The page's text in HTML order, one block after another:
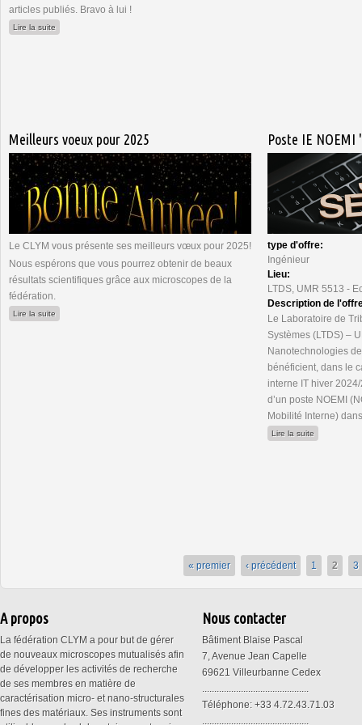
articles publiés. Bravo à lui !
Lire la suite
Meilleurs voeux pour 2025
Le CLYM vous présente ses meilleurs vœux pour 2025!
Nous espérons que vous pourrez obtenir de beaux
résultats scientifiques grâce aux microscopes de la
fédération.
Lire la suite
Poste IE
type d'offre:
Ingénieur
Lieu:
LTDS, UMR 5513 -
Description de
Le Laboratoire de
Systèmes (LTDS) –
Nanotechnologies
bénéficient, dans le
interne IT hiver
d’un poste NOEMI
Mobilité Interne)
Lire la suite
« premier ‹ précédent 1 2 3
A propos
La fédération CLYM a pour but de gérer
de nouveaux microscopes mutualisés afin
de développer les activités de recherche
de ses membres en matière de
caractérisation micro- et nano-structurales
fines des matériaux. Ses instruments sont
Nous contacter
Bâtiment Blaise Pascal
7, Avenue Jean Capelle
69621 Villeurbanne Cedex
............................................
Téléphone: +33 4.72.43.71.03
............................................